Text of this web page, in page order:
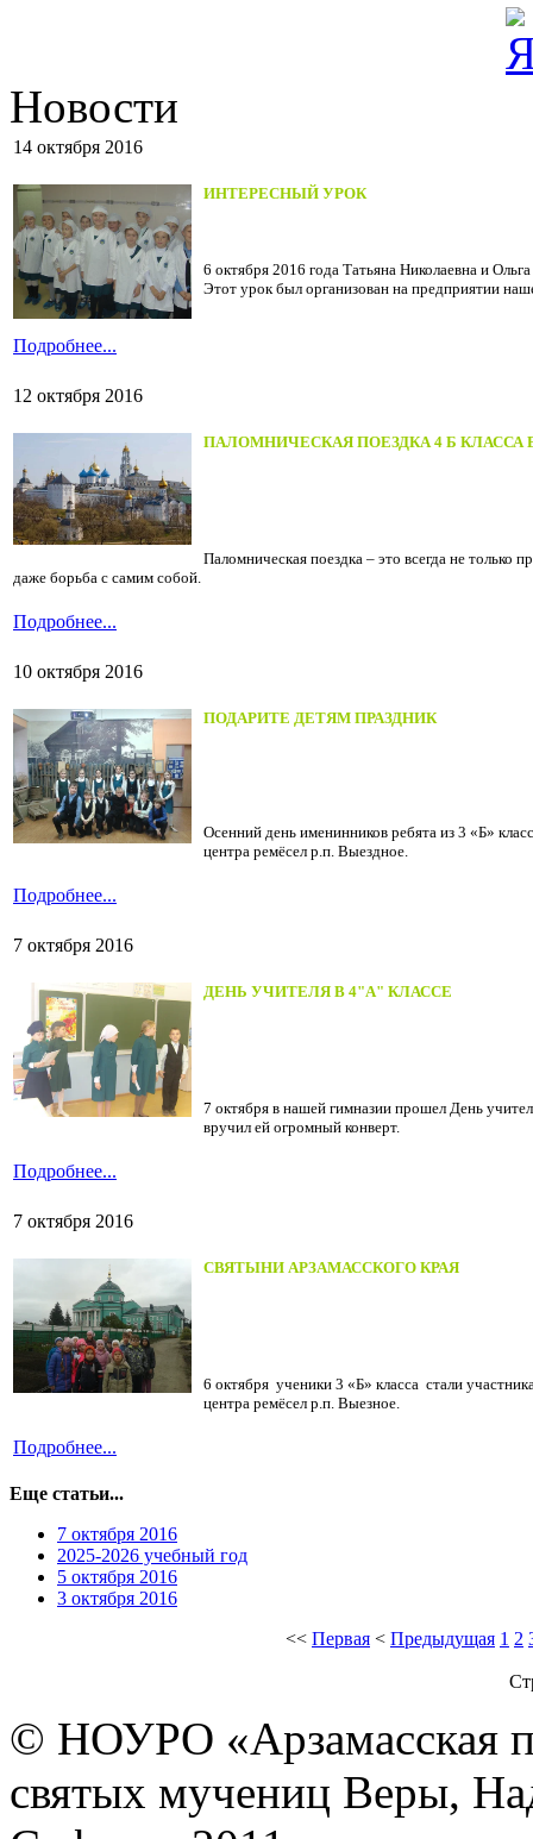
Новости
14 октября 2016
ИНТЕРЕСНЫЙ УРОК
6 октября 2016 года Татьяна Николаевна и
Этот урок был организован на предприятии
Подробнее...
12 октября 2016
ПАЛОМНИЧЕСКАЯ ПОЕЗДКА 4 Б КЛАССА
Паломническая поездка – это всегда не только
даже борьба с самим собой.
Подробнее...
10 октября 2016
ПОДАРИТЕ ДЕТЯМ ПРАЗДНИК
Осенний день именинников ребята из 3 «Б»
центра ремёсел р.п. Выездное.
Подробнее...
7 октября 2016
ДЕНЬ УЧИТЕЛЯ В 4"А" КЛАССЕ
7 октября в нашей гимназии прошел День
вручил ей огромный конверт.
Подробнее...
7 октября 2016
СВЯТЫНИ АРЗАМАССКОГО КРАЯ
6 октября ученики 3 «Б» класса стали
центра ремёсел р.п. Выезное.
Подробнее...
Еще статьи...
7 октября 2016
2025-2026 учебный год
5 октября 2016
3 октября 2016
<< Первая < Предыдущая 1 2
© НОУРО «Арзамасская
святых мучениц Веры,